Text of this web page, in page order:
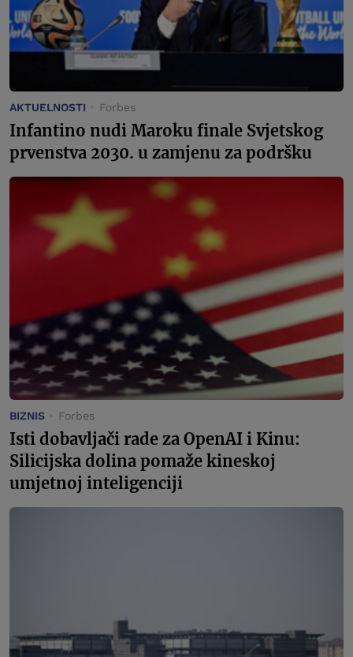
AKTUELNOSTI Forbes
Infantino nudi Maroku finale Svjetskog
prvenstva 2030. u zamjenu za podršku
BIZNIS Forbes
Isti dobavljači rade za OpenAI i Kinu:
Silicijska dolina pomaže kineskoj
umjetnoj inteligenciji